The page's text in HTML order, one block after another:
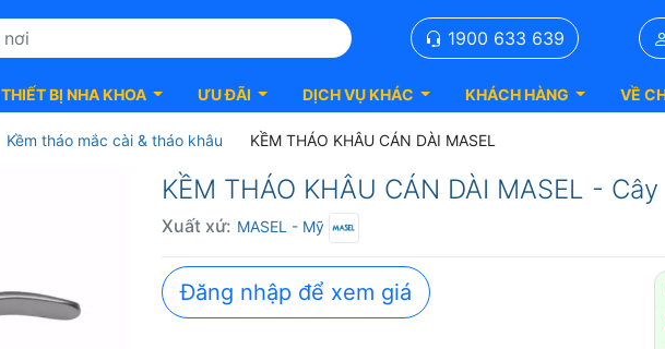
1900 633 639
THIẾT BỊ NHA KHOA ƯU ĐÃI DỊCH VỤ KHÁC KHÁCH HÀNG VỀ
Kềm tháo mắc cài & tháo khâu KỀM THÁO KHÂU CÁN DÀI MASEL
KỀM THÁO KHÂU CÁN DÀI MASEL - Cây
Xuất xứ: MASEL - Mỹ
Đăng nhập để xem giá